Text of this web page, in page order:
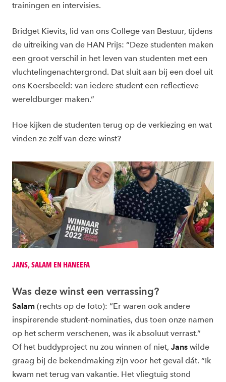
trainingen en intervisies.
Bridget Kievits, lid van ons College van Bestuur, tijdens
de uitreiking van de HAN Prijs: “Deze studenten maken
een groot verschil in het leven van studenten met een
vluchtelingenachtergrond. Dat sluit aan bij een doel uit
ons Koersbeeld: van iedere student een reflectieve
wereldburger maken.”
Hoe kijken de studenten terug op de verkiezing en wat
vinden ze zelf van deze winst?
JANS, SALAM EN HANEEFA
Was deze winst een verrassing?
Salam (rechts op de foto): “Er waren ook andere
inspirerende student-nominaties, dus toen onze namen
op het scherm verschenen, was ik absoluut verrast.”
Of het buddyproject nu zou winnen of niet, Jans wilde
graag bij de bekendmaking zijn voor het geval dát. “Ik
kwam net terug van vakantie. Het vliegtuig stond